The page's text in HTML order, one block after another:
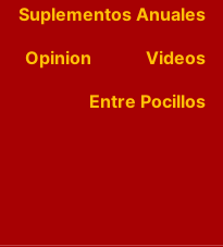
Suplementos Anuales
Opinion
Videos
Entre Pocillos